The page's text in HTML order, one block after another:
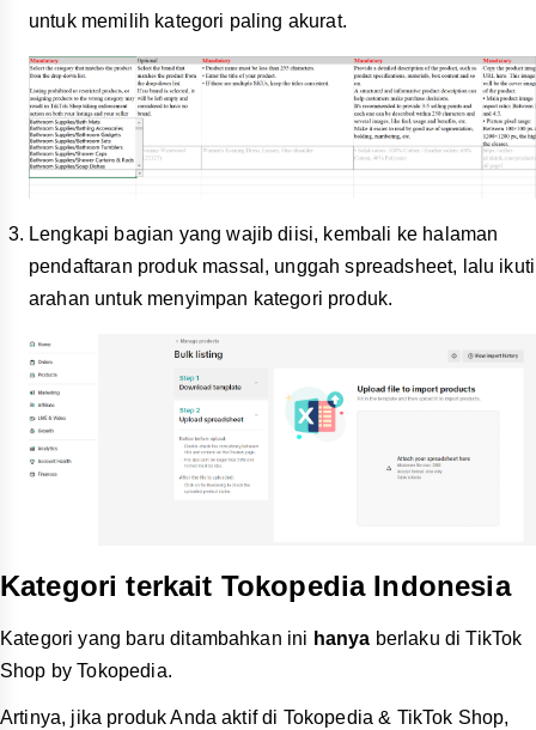
untuk memilih kategori paling akurat.
Lengkapi bagian yang wajib diisi, kembali ke halaman
pendaftaran produk massal, unggah spreadsheet, lalu ikuti
arahan untuk menyimpan kategori produk.
Kategori terkait Tokopedia Indonesia
Kategori yang baru ditambahkan ini hanya berlaku di TikTok
Shop by Tokopedia.
Artinya, jika produk Anda aktif di Tokopedia & TikTok Shop,